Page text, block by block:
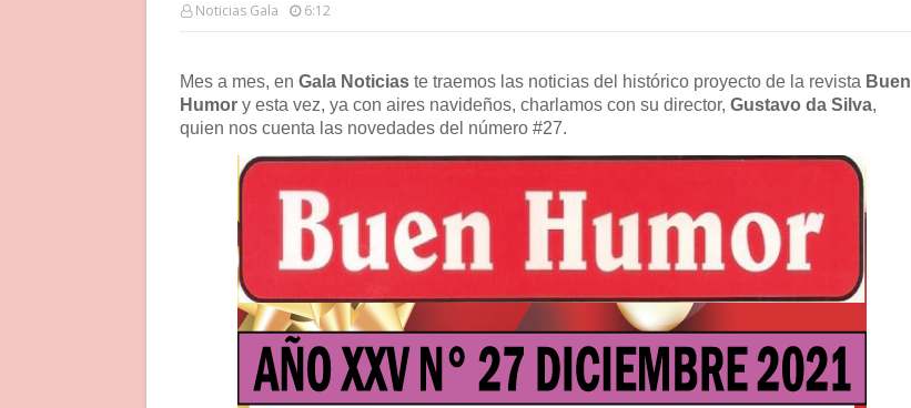
Noticias Gala 6:12
Mes a mes, en Gala Noticias te traemos las noticias del histórico proyecto de la revista Buen
Humor y esta vez, ya con aires navideños, charlamos con su director, Gustavo da Silva,
quien nos cuenta las novedades del número #27.